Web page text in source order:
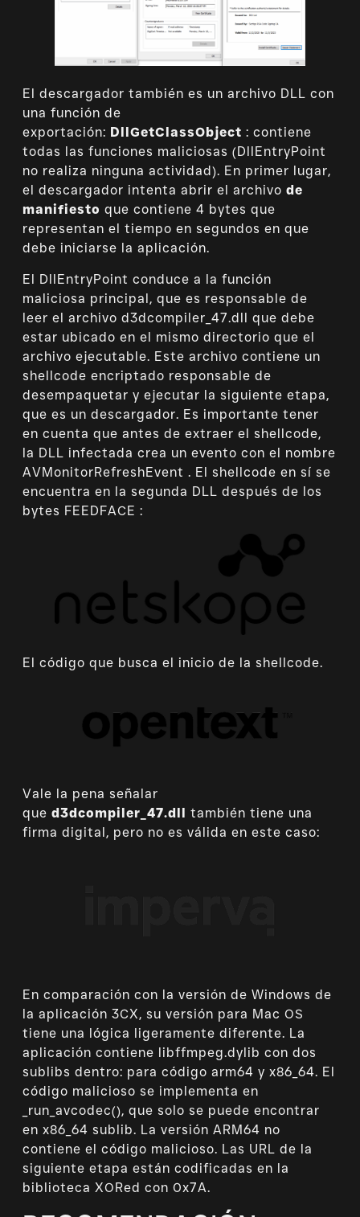
El descargador también es un archivo DLL con
una función de
exportación: DllGetClassObject : contiene
todas las funciones maliciosas (DllEntryPoint
no realiza ninguna actividad). En primer lugar,
el descargador intenta abrir el archivode
manifiesto que contiene 4 bytes que
representan el tiempo en segundos en que
debe iniciarse la aplicación.
El DllEntryPoint conduce a la función
maliciosa principal, que es responsable de
leer el archivo d3dcompiler_47.dll que debe
estar ubicado en el mismo directorio que el
archivo ejecutable. Este archivo contiene un
shellcode encriptado responsable de
desempaquetar y ejecutar la siguiente etapa,
que es un descargador. Es importante tener
en cuenta que antes de extraer el shellcode,
la DLL infectada crea un evento con el nombre
AVMonitorRefreshEvent . El shellcode en sí se
encuentra en la segunda DLL después de los
bytes FEEDFACE :
El código que busca el inicio de la shellcode.
Vale la pena señalar
qued3dcompiler_47.dll
también tiene una
firma digital, pero no es válida en este caso:
En comparación con la versión de Windows de
la aplicación 3CX, su versión para Mac OS
tiene una lógica ligeramente diferente. La
aplicación contiene libffmpeg.dylib con dos
sublibs dentro: para código arm64 y x86_64. El
código malicioso se implementa en
_run_avcodec(), que solo se puede encontrar
en x86_64 sublib. La versión ARM64 no
contiene el código malicioso. Las URL de la
siguiente etapa están codificadas en la
biblioteca XORed con 0x7A.